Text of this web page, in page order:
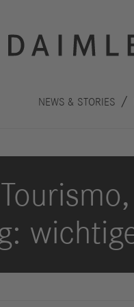
NEWS & STORIES
Innovation